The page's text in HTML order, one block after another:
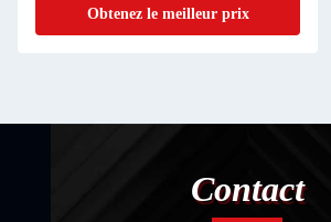
Obtenez le meilleur prix
Contact